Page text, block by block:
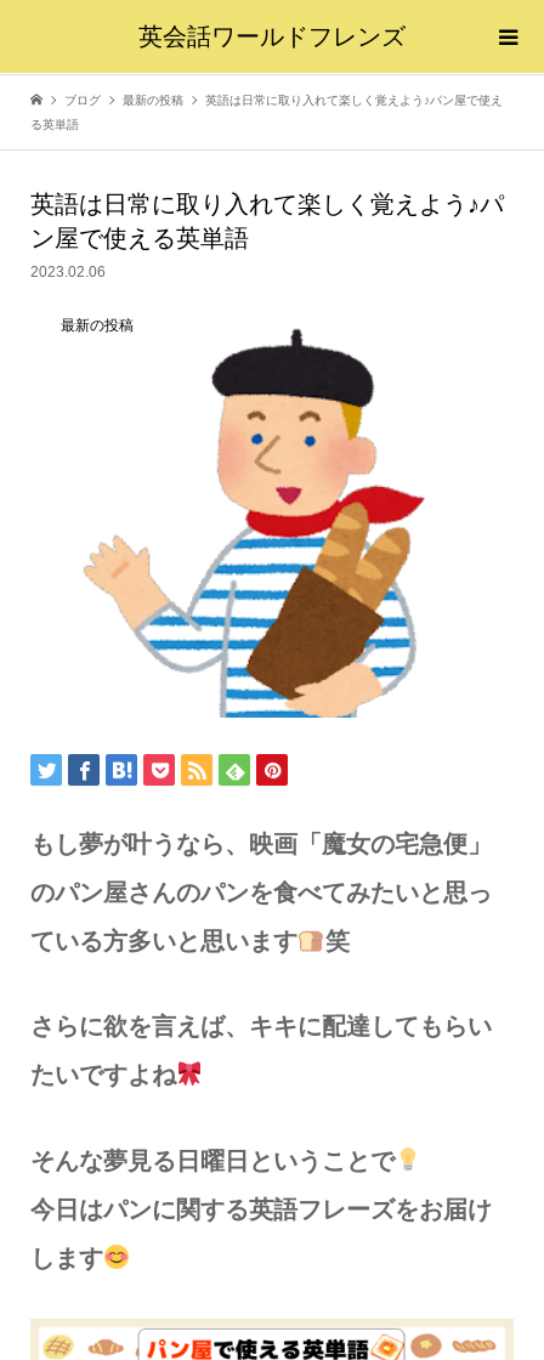
英会話ワールドフレンズ
ブログ 最新の投稿
英語は日常に取り入れて楽しく覚えよう♪パン屋で使え
る英単語
英語は日常に取り入れて楽しく覚えよう♪パ
ン屋で使える英単語
2023.02.06
最新の投稿
もし夢が叶うなら、映画「魔女の宅急便」
のパン屋さんのパンを食べてみたいと思っ
ている方多いと思います
笑
さらに欲を言えば、キキに配達してもらい
たいですよね
そんな夢見る日曜日ということで
今日はパンに関する英語フレーズをお届け
します